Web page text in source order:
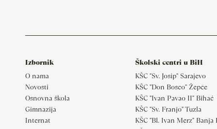
Izbornik
O nama
Novosti
Osnovna škola
Gimnazija
Internat
Školski centri u BiH
KŠC "Sv. Josip" Sarajevo
KŠC "Don Bosco" Žepče
KŠC "Ivan Pavao II" Bihać
KŠC "Sv. Franjo" Tuzla
KŠC "Bl. Ivan Merz" Banja